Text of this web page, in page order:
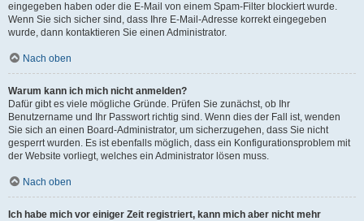
eingegeben haben oder die E-Mail von einem Spam-Filter blockiert wurde.
Wenn Sie sich sicher sind, dass Ihre E-Mail-Adresse korrekt eingegeben
wurde, dann kontaktieren Sie einen Administrator.
Nach oben
Warum kann ich mich nicht anmelden?
Dafür gibt es viele mögliche Gründe. Prüfen Sie zunächst, ob Ihr
Benutzername und Ihr Passwort richtig sind. Wenn dies der Fall ist, wenden
Sie sich an einen Board-Administrator, um sicherzugehen, dass Sie nicht
gesperrt wurden. Es ist ebenfalls möglich, dass ein Konfigurationsproblem mit
der Website vorliegt, welches ein Administrator lösen muss.
Nach oben
Ich habe mich vor einiger Zeit registriert, kann mich aber nicht mehr